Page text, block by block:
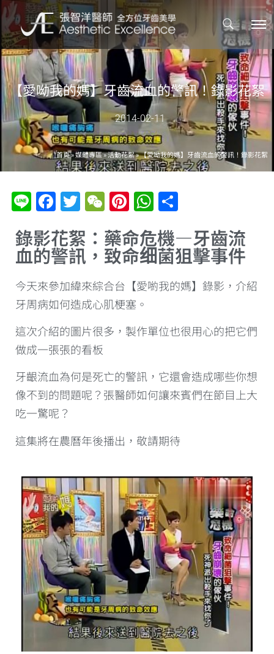
【愛呦我的媽】牙齒流血的警訊！錄影花絮
2014-02-11
首頁»媒體專區»活動花絮»【愛呦我的媽】牙齒流血的警訊！錄影花絮
LineFacebook
Twitter
WeChat
Pinterest
WhatsApp
錄影花絮：藥命危機—牙齒流
血的警訊，致命细菌狙擊事件
今天來參加緯來綜合台【愛喲我的媽】錄影，介紹
牙周病如何造成心肌梗塞。
這次介紹的圖片很多，製作單位也很用心的把它們
做成一張張的看板
牙齦流血為何是死亡的警訊，它還會造成哪些你想
像不到的問題呢？張醫師如何讓來賓們在節目上大
吃一驚呢？
這集將在農曆年後播出，敬請期待